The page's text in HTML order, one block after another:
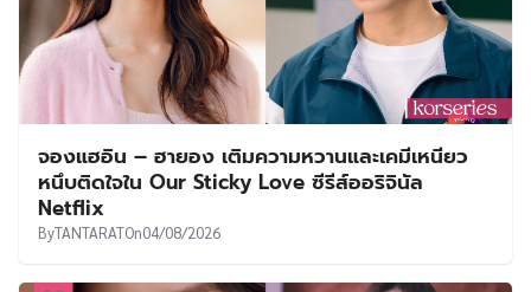
จองแฮอิน – ฮายอง เติมความหวานและเคมีเหนียว
หนึบติดใจใน Our Sticky Love ซีรีส์ออริจินัล
Netflix
ByTANTARATOn04/08/2026